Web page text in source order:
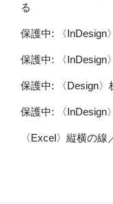
る
保護中: 〈InDesign
保護中: 〈InDesign
保護中: 〈Design〉
保護中: 〈InDesign
〈Excel〉縦横の線